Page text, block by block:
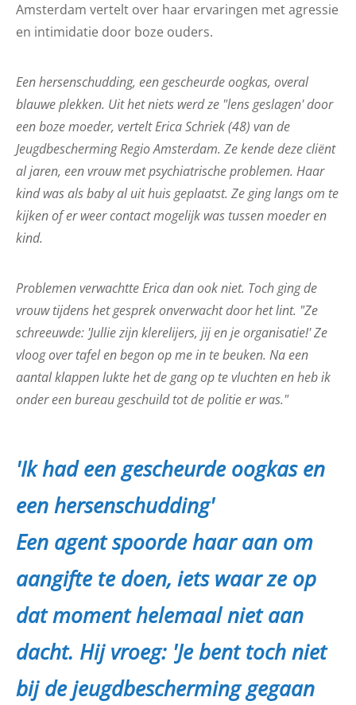
Amsterdam vertelt over haar ervaringen met agressie
en intimidatie door boze ouders.
Een hersenschudding, een gescheurde oogkas, overal
blauwe plekken. Uit het niets werd ze "lens geslagen' door
een boze moeder, vertelt Erica Schriek (48) van de
Jeugdbescherming Regio Amsterdam. Ze kende deze cliënt
al jaren, een vrouw met psychiatrische problemen. Haar
kind was als baby al uit huis geplaatst. Ze ging langs om te
kijken of er weer contact mogelijk was tussen moeder en
kind.
Problemen verwachtte Erica dan ook niet. Toch ging de
vrouw tijdens het gesprek onverwacht door het lint. "Ze
schreeuwde: 'Jullie zijn klerelijers, jij en je organisatie!' Ze
vloog over tafel en begon op me in te beuken. Na een
aantal klappen lukte het de gang op te vluchten en heb ik
onder een bureau geschuild tot de politie er was."
'Ik had een gescheurde oogkas en
een hersenschudding'
Een agent spoorde haar aan om
aangifte te doen, iets waar ze op
dat moment helemaal niet aan
dacht. Hij vroeg: 'Je bent toch niet
bij de jeugdbescherming gegaan